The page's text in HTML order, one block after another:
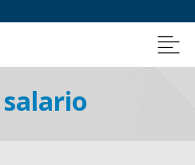
salario